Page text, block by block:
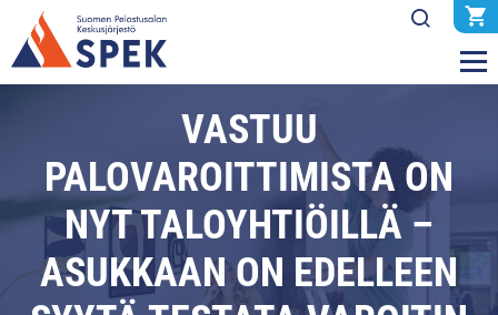
VASTUU
PALOVAROITTIMISTA ON
NYT TALOYHTIÖILLÄ –
ASUKKAAN ON EDELLEEN